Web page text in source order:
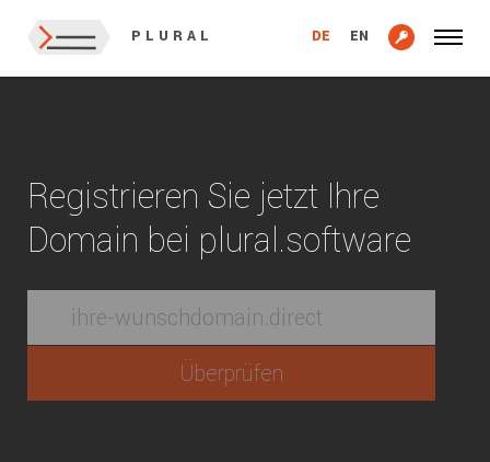
PLURAL DE EN
Registrieren Sie jetzt Ihre
Domain bei plural.software